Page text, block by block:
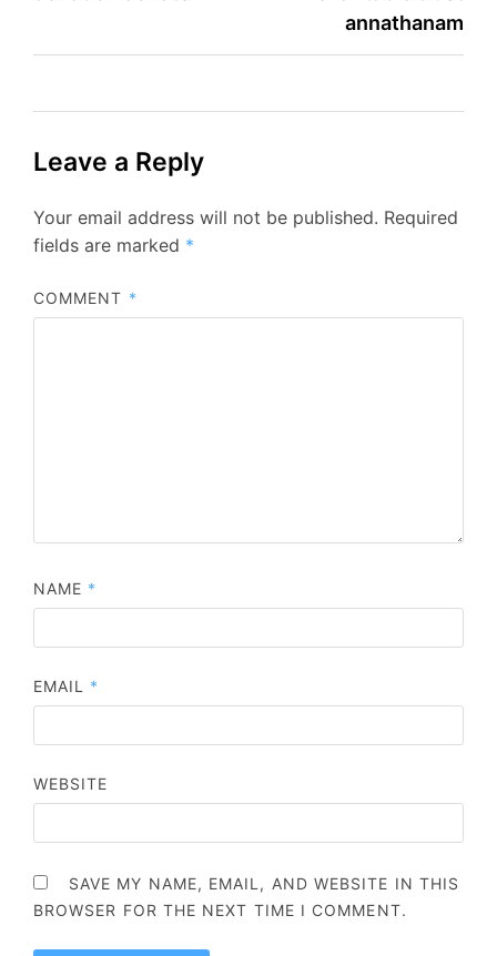
annathanam
Leave a Reply
Your email address will not be published. Required
fields are marked *
COMMENT *
NAME *
EMAIL *
WEBSITE
SAVE MY NAME, EMAIL, AND WEBSITE IN THIS
BROWSER FOR THE NEXT TIME I COMMENT.